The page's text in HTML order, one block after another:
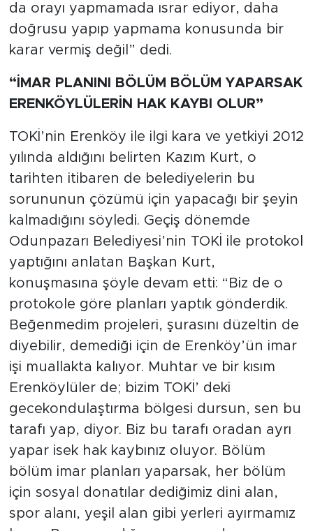
da orayı yapmamada ısrar ediyor, daha
doğrusu yapıp yapmama konusunda bir
karar vermiş değil” dedi.
“İMAR PLANINI BÖLÜM BÖLÜM YAPARSAK
ERENKÖYLÜLERİN HAK KAYBI OLUR”
TOKİ’nin Erenköy ile ilgi kara ve yetkiyi 2012
yılında aldığını belirten Kazım Kurt, o
tarihten itibaren de belediyelerin bu
sorununun çözümü için yapacağı bir şeyin
kalmadığını söyledi. Geçiş dönemde
Odunpazarı Belediyesi’nin TOKİ ile protokol
yaptığını anlatan Başkan Kurt,
konuşmasına şöyle devam etti: “Biz de o
protokole göre planları yaptık gönderdik.
Beğenmedim projeleri, şurasını düzeltin de
diyebilir, demediği için de Erenköy’ün imar
işi muallakta kalıyor. Muhtar ve bir kısım
Erenköylüler de; bizim TOKİ’ deki
gecekondulaştırma bölgesi dursun, sen bu
tarafı yap, diyor. Biz bu tarafı oradan ayrı
yapar isek hak kaybınız oluyor. Bölüm
bölüm imar planları yaparsak, her bölüm
için sosyal donatılar dediğimiz dini alan,
spor alanı, yeşil alan gibi yerleri ayırmamız